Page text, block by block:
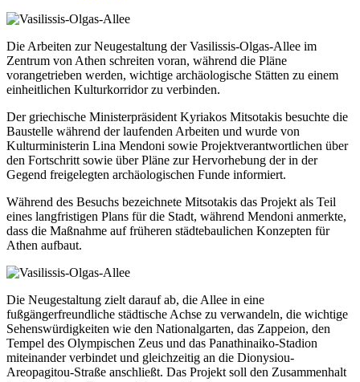
Die Arbeiten zur Neugestaltung derVasilissis-Olgas-Allee im
Zentrum von Athen schreiten voran, während die Pläne
vorangetrieben werden, wichtige archäologische Stätten zu einem
einheitlichen Kulturkorridor zu verbinden.
Der griechische Ministerpräsident Kyriakos Mitsotakis besuchte die
Baustelle während der laufenden Arbeiten und wurde von
Kulturministerin Lina Mendoni sowie Projektverantwortlichen über
den Fortschritt sowie über Pläne zur Hervorhebung der in der
Gegend freigelegten archäologischen Funde informiert.
Während des Besuchs bezeichnete Mitsotakis das Projekt als Teil
eines langfristigen Plans für die Stadt, während Mendoni anmerkte,
dass die Maßnahme auf früheren städtebaulichen Konzepten für
Athen aufbaut.
Die Neugestaltung zielt darauf ab, die Allee in eine
fußgängerfreundliche städtische Achse zu verwandeln, die wichtige
Sehenswürdigkeiten wie den Nationalgarten, das Zappeion, den
Tempel des Olympischen Zeus und das Panathinaiko-Stadion
miteinander verbindet und gleichzeitig an die Dionysiou-
Areopagitou-Straße anschließt. Das Projekt soll den Zusammenhalt